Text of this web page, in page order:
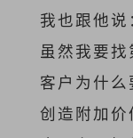
我也跟他
虽然我要
客户为什
创造附加